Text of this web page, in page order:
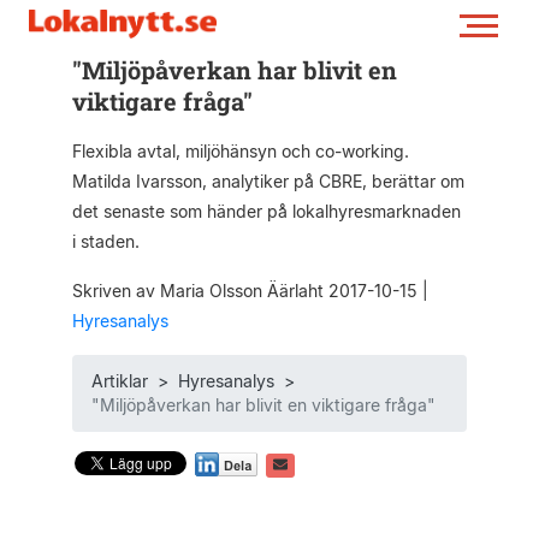
"Miljöpåverkan har blivit en
viktigare fråga"
Flexibla avtal, miljöhänsyn och co-working.
Matilda Ivarsson, analytiker på CBRE, berättar om
det senaste som händer på lokalhyresmarknaden
i staden.
Skriven av Maria Olsson Äärlaht 2017-10-15
Hyresanalys
Artiklar> Hyresanalys>
"Miljöpåverkan har blivit en viktigare fråga"